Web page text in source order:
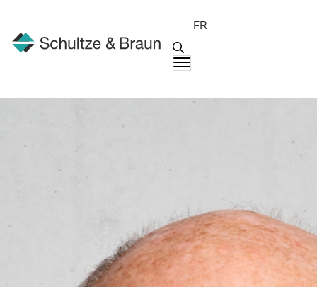
FR
Eberhard Braun